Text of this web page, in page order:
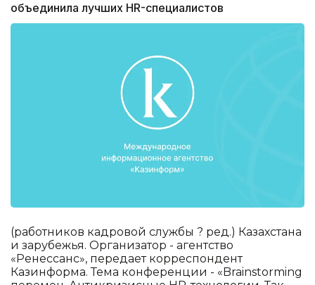
объединила лучших HR-специалистов
(работников кадровой службы ? ред.) Казахстана
и зарубежья. Организатор - агентство
«Ренессанс», передает корреспондент
Казинформа. Тема конференции - «Brainstorming